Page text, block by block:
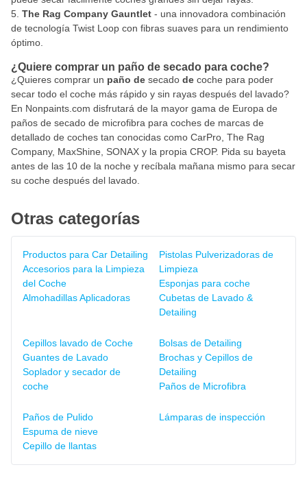
The Rag Company Gauntlet - una innovadora combinación
de tecnología Twist Loop con fibras suaves para un rendimiento
óptimo.
¿Quiere comprar un paño de secado para coche?
¿Quieres comprar un paño de secado de coche para poder
secar todo el coche más rápido y sin rayas después del lavado?
En Nonpaints.com disfrutará de la mayor gama de Europa de
paños de secado de microfibra para coches de marcas de
detallado de coches tan conocidas como CarPro, The Rag
Company, MaxShine, SONAX y la propia CROP. Pida su bayeta
antes de las 10 de la noche y recíbala mañana mismo para secar
su coche después del lavado.
Otras categorías
Productos para Car Detailing
Accesorios para la Limpieza
del Coche
Almohadillas Aplicadoras
Pistolas Pulverizadoras de
Limpieza
Esponjas para coche
Cubetas de Lavado &
Detailing
Cepillos lavado de Coche
Guantes de Lavado
Soplador y secador de
coche
Bolsas de Detailing
Brochas y Cepillos de
Detailing
Paños de Microfibra
Paños de Pulido
Espuma de nieve
Cepillo de llantas
Lámparas de inspección